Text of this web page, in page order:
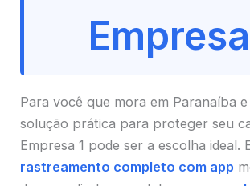
Para você que mora em Paranaíba
solução prática para proteger seu
Empresa 1 pode ser a escolha ideal.
rastreamento completo com app